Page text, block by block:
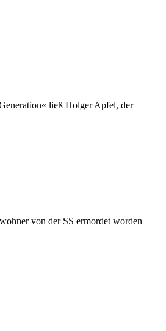
ließ Holger Apfel, der
von der SS ermordet worden